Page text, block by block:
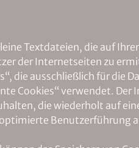
Textdateien, die auf
der Internetseiten zu
die ausschließlich für die
Cookies“ verwendet. Der
die wiederholt auf
Benutzerführung